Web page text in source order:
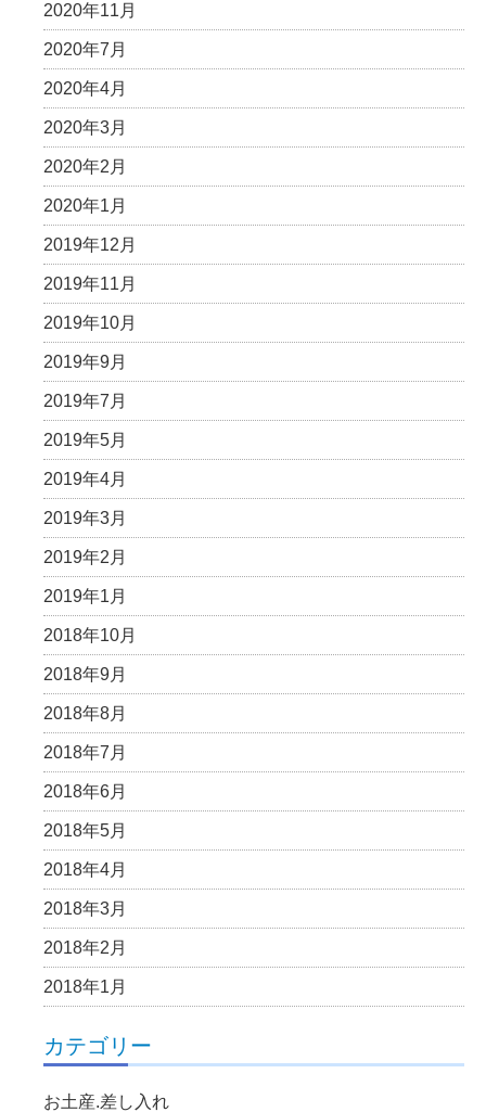
2020年11月
2020年7月
2020年4月
2020年3月
2020年2月
2020年1月
2019年12月
2019年11月
2019年10月
2019年9月
2019年7月
2019年5月
2019年4月
2019年3月
2019年2月
2019年1月
2018年10月
2018年9月
2018年8月
2018年7月
2018年6月
2018年5月
2018年4月
2018年3月
2018年2月
2018年1月
カテゴリー
お土産.差し入れ